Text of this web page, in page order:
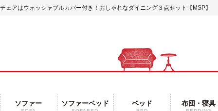
チェアはウォッシャブルカバー付き！おしゃれなダイニング３点セット【MSP】
ソファー ソファーベッド ベッド 布団・寝具